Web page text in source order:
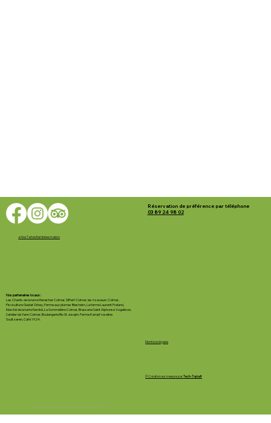
Nos partenaires locaux :
Les Chants de la terre Maraicher Colmar, Siffert Colmar, les 6 saveurs Colmar,
Pisciculture Guidat Orbey, Ferme aux plumes Biesheim, La ferme Laurent Freland,
Marché de la tarte flambé, La Sommelière Colmar, Brasserie Saint Alphonse Vogelbrun,
L’atelier de Yann Colmar, Boulangerie Bio St Joseph. Ferme Kempf roseline
Soultzeren, Café 1924.
➔ Nos Tartes flambées maison
Réservation de préférence par téléphone
03 89 24 98 02
© Création sur mesure parTech-Topia.fr
Mentions légales